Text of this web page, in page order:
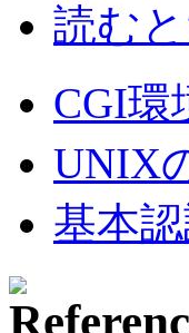
読む
CGI環
UNIX
基本